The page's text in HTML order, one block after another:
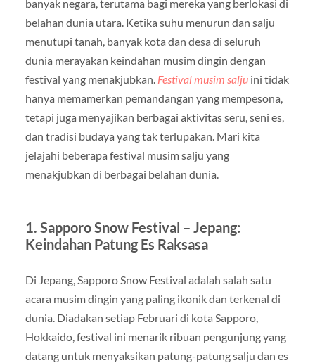
banyak negara, terutama bagi mereka yang berlokasi di
belahan dunia utara. Ketika suhu menurun dan salju
menutupi tanah, banyak kota dan desa di seluruh
dunia merayakan keindahan musim dingin dengan
festival yang menakjubkan. Festival musim saljuini tidak
hanya memamerkan pemandangan yang mempesona,
tetapi juga menyajikan berbagai aktivitas seru, seni es,
dan tradisi budaya yang tak terlupakan. Mari kita
jelajahi beberapa festival musim salju yang
menakjubkan di berbagai belahan dunia.
1. Sapporo Snow Festival – Jepang:
Keindahan Patung Es Raksasa
Di Jepang, Sapporo Snow Festival adalah salah satu
acara musim dingin yang paling ikonik dan terkenal di
dunia. Diadakan setiap Februari di kota Sapporo,
Hokkaido, festival ini menarik ribuan pengunjung yang
datang untuk menyaksikan patung-patung salju dan es